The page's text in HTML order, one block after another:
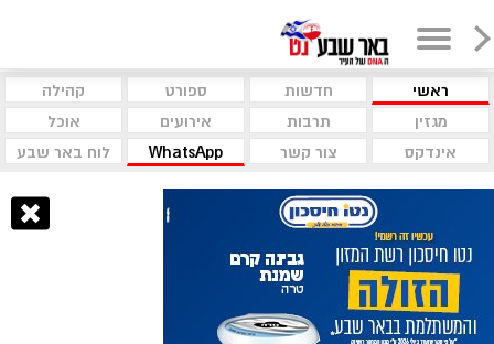
ראשי חדשות ספורט
קהילה
מגזין
תרבות אירועים
אוכל
אינדקס
צור קשר WhatsApp לוח באר שבע